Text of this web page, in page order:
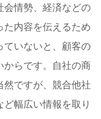
会情勢、経済などの
内容を伝えるため
ていないと、顧客の
からです。自社の商
ですが、競合他社
幅広い情報を取り